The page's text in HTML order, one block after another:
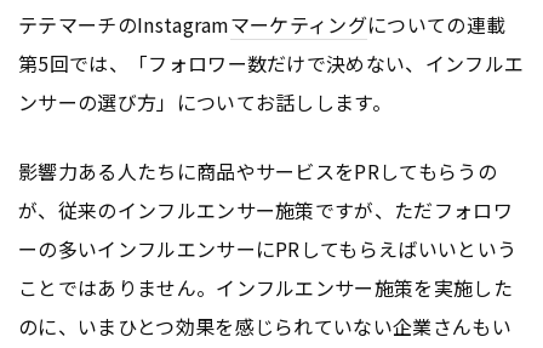
テテマーチのInstagramマーケティングについての連載
第5回では、「フォロワー数だけで決めない、インフルエ
ンサーの選び方」についてお話しします。
影響力ある人たちに商品やサービスをPRしてもらうの
が、従来のインフルエンサー施策ですが、ただフォロワ
ーの多いインフルエンサーにPRしてもらえばいいという
ことではありません。インフルエンサー施策を実施した
のに、いまひとつ効果を感じられていない企業さんもい